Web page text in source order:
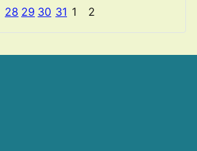
28 29 30 31 1 2